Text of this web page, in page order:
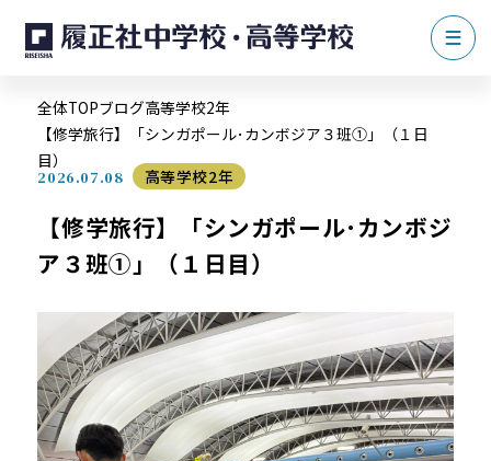
全体TOPブログ高等学校2年
【修学旅行】「シンガポール･カンボジア３班①」（１日
目）
2026.07.08 高等学校2年
【修学旅行】「シンガポール･カンボジ
ア３班①」（１日目）